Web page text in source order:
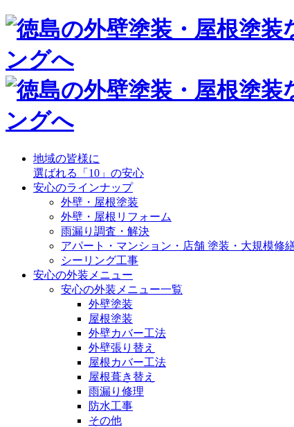
地域の皆様に
選ばれる「10」の安心
安心のラインナップ
外壁・屋根塗装
外壁・屋根リフォーム
雨漏り調査・解決
アパート・マンション・店舗 塗装・大規模修
シーリング工事
安心の外装メニュー
安心の外装メニュー一覧
外壁塗装
屋根塗装
外壁カバー工法
外壁張り替え
屋根カバー工法
屋根葺き替え
雨漏り修理
防水工事
その他